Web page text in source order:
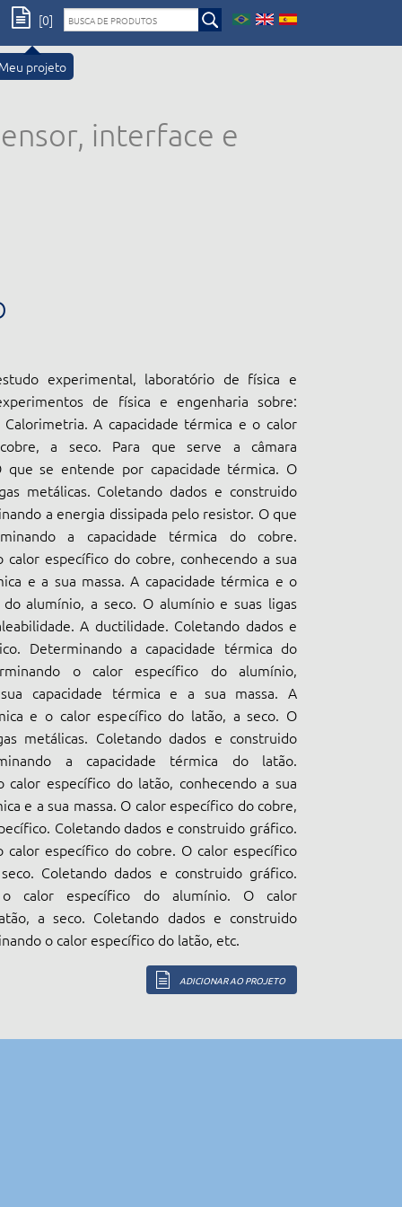
Meu projeto
[0]
interface e
experimental, laboratório de física e
de física e engenharia sobre:
Calorimetria. A capacidade térmica e o calor
a seco. Para que serve a câmara
que se entende por capacidade térmica. O
metálicas. Coletando dados e construido
a energia dissipada pelo resistor. O que
a capacidade térmica do cobre.
calor específico do cobre, conhecendo a sua
e a sua massa. A capacidade térmica e o
alumínio, a seco. O alumínio e suas ligas
A ductilidade. Coletando dados e
Determinando a capacidade térmica do
o calor específico do alumínio,
capacidade térmica e a sua massa. A
e o calor específico do latão, a seco. O
metálicas. Coletando dados e construido
a capacidade térmica do latão.
calor específico do latão, conhecendo a sua
e a sua massa. O calor específico do cobre,
Coletando dados e construido gráfico.
calor específico do cobre. O calor específico
Coletando dados e construido gráfico.
o calor específico do alumínio. O calor
a seco. Coletando dados e construido
o calor específico do latão, etc.
ADICIONAR AO PROJETO